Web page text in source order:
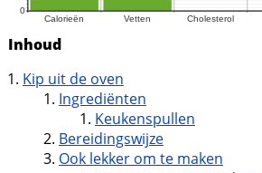
Inhoud
Kip uit de oven
Ingrediënten
Keukenspullen
Bereidingswijze
Ook lekker om te maken